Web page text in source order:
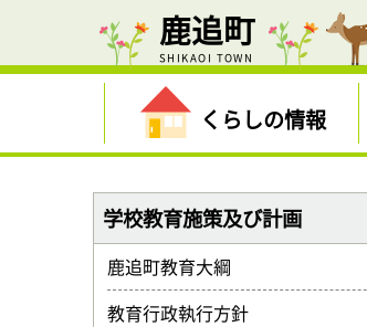
鹿追町
SHIKAOI TOWN
くらしの情報
学校教育施策及び計画
鹿追町教育大綱
教育行政執行方針